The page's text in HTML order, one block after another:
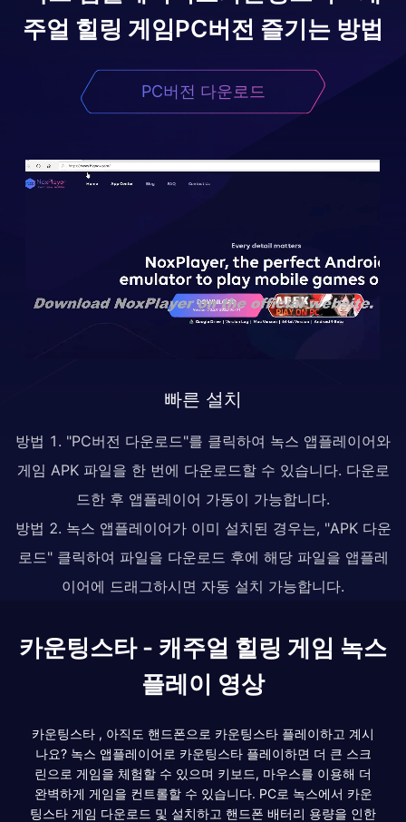
주얼 힐링 게임PC버전 즐기는 방법
PC버전 다운로드
빠른 설치
방법 1. "PC버전 다운로드"를 클릭하여 녹스 앱플레이어와
게임 APK 파일을 한 번에 다운로드할 수 있습니다. 다운로
드한 후 앱플레이어 가동이 가능합니다.
방법 2. 녹스 앱플레이어가 이미 설치된 경우는, "APK 다운
로드" 클릭하여 파일을 다운로드 후에 해당 파일을 앱플레
이어에 드래그하시면 자동 설치 가능합니다.
카운팅스타 - 캐주얼 힐링 게임 녹스
플레이 영상
카운팅스타 , 아직도 핸드폰으로 카운팅스타 플레이하고 계시
나요? 녹스 앱플레이어로 카운팅스타 플레이하면 더 큰 스크
린으로 게임을 체험할 수 있으며 키보드, 마우스를 이용해 더
완벽하게 게임을 컨트롤할 수 있습니다. PC로 녹스에서 카운
팅스타 게임 다운로드 및 설치하고 핸드폰 배터리 용량을 인한